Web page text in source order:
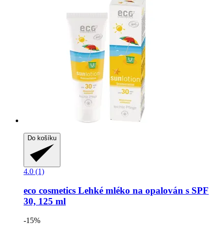
Do košíku
4.0 (1)
eco cosmetics Lehké mléko na opalován s SPF
30, 125 ml
-15%